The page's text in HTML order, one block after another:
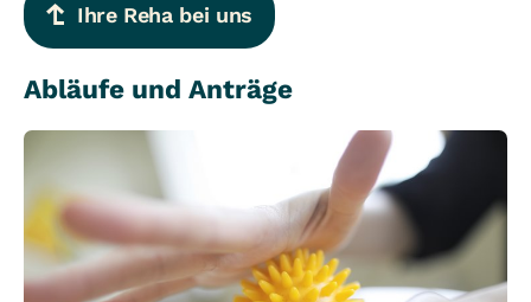
Ihre Reha bei uns
Abläufe und Anträge